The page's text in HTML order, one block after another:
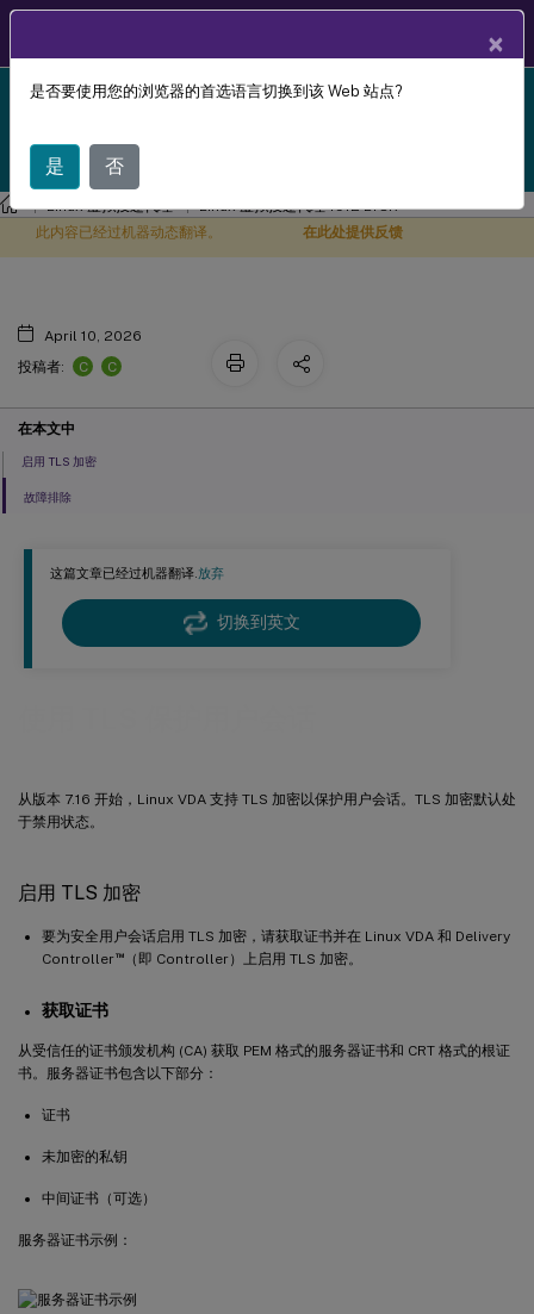
Linux Virtual Delivery Agent 1912 LTSR reached end-
upgrade to a newer version of Linux VDA.
Linux 虚拟投递代理 Linux 虚拟投递代理 1912 LTSR
这篇文章已经过机器翻译.放弃
切换到英文
从版本 7.16 开始，Linux VDA 支持 TLS 加密以保护用户会话。TLS 加密默认处
于禁用状态。
启用 TLS 加密
要为安全用户会话启用 TLS 加密，请获取证书并在 Linux VDA 和 Delivery
Controller™（即 Controller）上启用 TLS 加密。
获取证书
从受信任的证书颁发机构 (CA) 获取 PEM 格式的服务器证书和 CRT 格式的根证
书。服务器证书包含以下部分：
证书
未加密的私钥
中间证书（可选）
服务器证书示例：
此内容已经过机器动态翻译。 在此处提供反馈
使用 TLS 保护用户会话
April 10, 2026
投稿者:
C C
在本文中
启用 TLS 加密
故障排除
×
是否要使用您的浏览器的首选语言切换到该 Web 站点?
是 否